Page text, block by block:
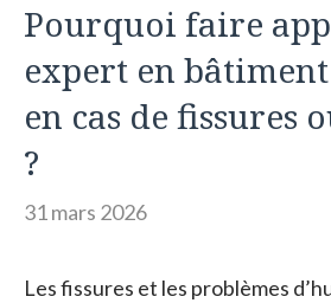
Pourquoi faire
expert en
en cas de fissures
?
31 mars 2026
Les fissures et les problèmes